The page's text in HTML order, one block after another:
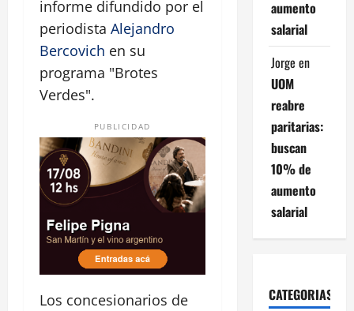
informe difundido por el
periodista Alejandro
Bercovich en su
programa "Brotes
Verdes".
PUBLICIDAD
Los concesionarios de
aumento
salarial
Jorge en
UOM
reabre
paritarias:
buscan
10% de
aumento
salarial
CATEGORIAS